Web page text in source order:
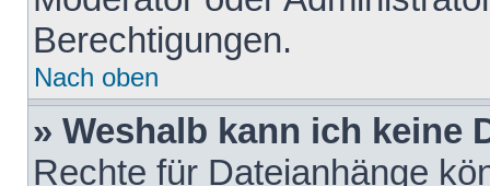
Berechtigungen.
Nach oben
» Weshalb kann ich keine
Rechte für Dateianhänge